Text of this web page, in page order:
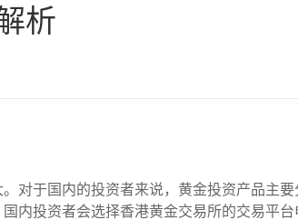
析
对于国内的投资者来说，黄金投资产品主
内投资者会选择香港黄金交易所的交易平台